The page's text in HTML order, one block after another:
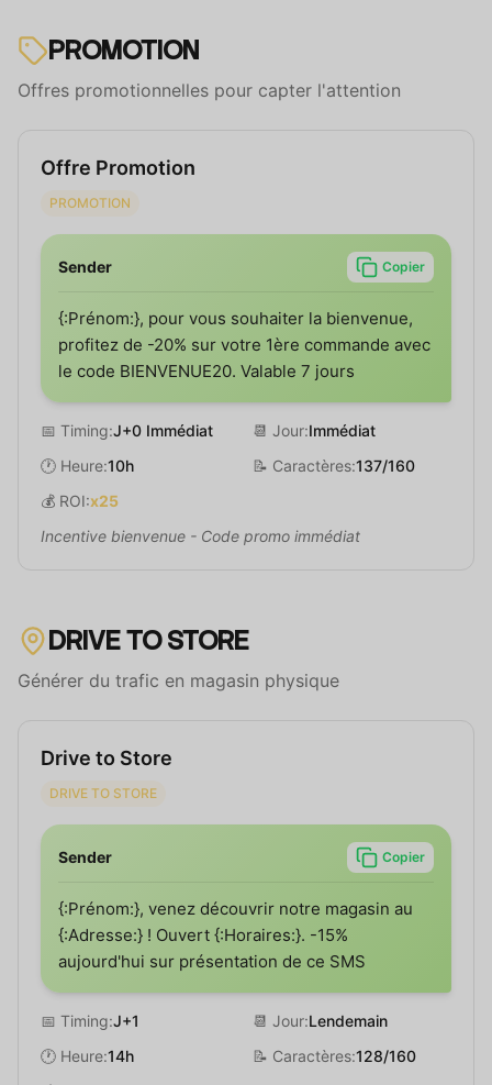
PROMOTION
Offres promotionnelles pour capter l'attention
Offre Promotion
PROMOTION
Sender Copier
{:Prénom:}, pour vous souhaiter la bienvenue,
profitez de -20% sur votre 1ère commande avec
le code BIENVENUE20. Valable 7 jours
📅 Timing:J+0 Immédiat 📆 Jour:Immédiat
🕐 Heure:10h 📝 Caractères:137/160
💰 ROI:x25
Incentive bienvenue - Code promo immédiat
DRIVE TO STORE
Générer du trafic en magasin physique
Drive to Store
DRIVE TO STORE
Sender Copier
{:Prénom:}, venez découvrir notre magasin au
{:Adresse:} ! Ouvert {:Horaires:}. -15%
aujourd'hui sur présentation de ce SMS
📅 Timing:J+1 📆 Jour:Lendemain
🕐 Heure:14h 📝 Caractères:128/160